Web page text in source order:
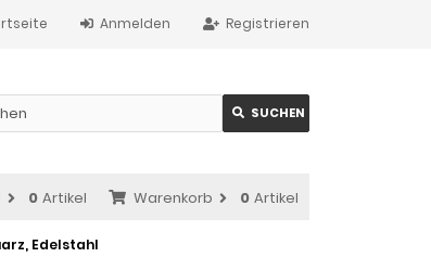
Registrieren
Anmelden
SUCHEN
Warenkorb 0 Artikel
0 Artikel
Edelstahl